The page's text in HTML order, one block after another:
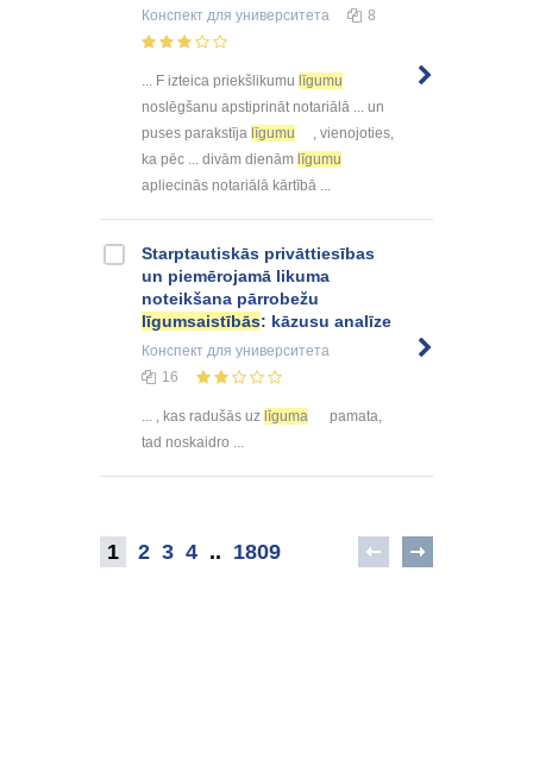
Конспект для университета 8
... F izteica priekšlikumu līgumu
noslēgšanu apstiprināt notariālā ... un
puses parakstīja līgumu
, vienojoties,
ka pēc ... divām dienām līgumu
apliecinās notariālā kārtībā ...
Starptautiskās privāttiesības
un piemērojamā likuma
noteikšana pārrobežu
līgumsaistībās: kāzusu analīze
Конспект для университета
16
... , kas radušās uz līguma
pamata,
tad noskaidro ...
1 2 3 4 .. 1809